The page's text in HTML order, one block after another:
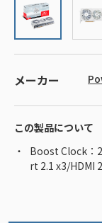
メーカー
この製品について
Boost Clock：
rt 2.1 x3/HDMI